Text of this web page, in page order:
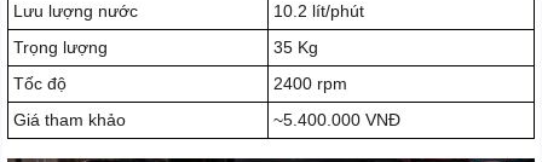
Lưu lượng nước
10.2 lít/phút
Trọng lượng
35 Kg
Tốc độ
2400 rpm
Giá tham khảo
~5.400.000 VNĐ